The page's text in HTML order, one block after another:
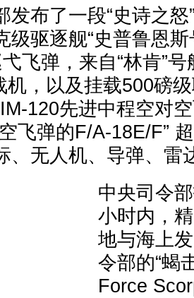
发布了一段“史诗之
级驱逐舰“史普鲁恩
飞弹，来自“林肯”
机，以及挂载500磅
120先进中程空对
飞弹的F/A-18E/F”
、无人机、导弹、雷
中央司令
小时内，
地与海上
令部的“蝎
Force